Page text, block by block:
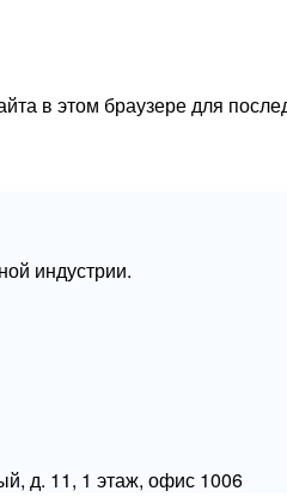
в этом браузере для
индустрии.
д. 11, 1 этаж, офис 1006